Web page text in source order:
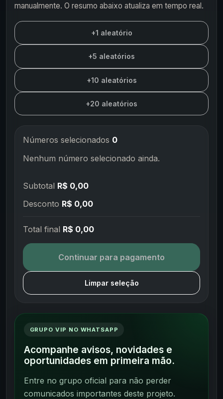
manualmente. O resumo abaixo atualiza em tempo real.
+1 aleatório
+5 aleatórios
+10 aleatórios
+20 aleatórios
Números selecionados 0
Nenhum número selecionado ainda.
Subtotal R$ 0,00
Desconto R$ 0,00
Total final R$ 0,00
Continuar para pagamento
Limpar seleção
GRUPO VIP NO WHATSAPP
Acompanhe avisos, novidades e
oportunidades em primeira mão.
Entre no grupo oficial para não perder
comunicados importantes deste projeto.